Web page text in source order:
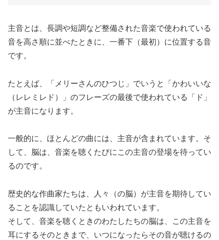
主音とは、長調や短調など整備された音楽で使われている
音を高さ順に並べたときに、一番下（最初）に位置する音
です。
たとえば、「メリーさんのひつじ」でいうと「かわいいな
（レレミレド）」のフレーズの最後で使われている「ド」
が主音になります。
一般的に、ほとんどの曲には、主音が含まれています。そ
して、脳は、音楽を聴くたびにこの主音の登場を待ってい
るのです。
歴史的な作曲家たちは、人々（の脳）が主音を期待してい
ることを認識していたともいわれています。
そして、音楽を聴くときのわたしたちの脳は、この主音を
耳にするそのときまで、いつになったらその音が聴けるの